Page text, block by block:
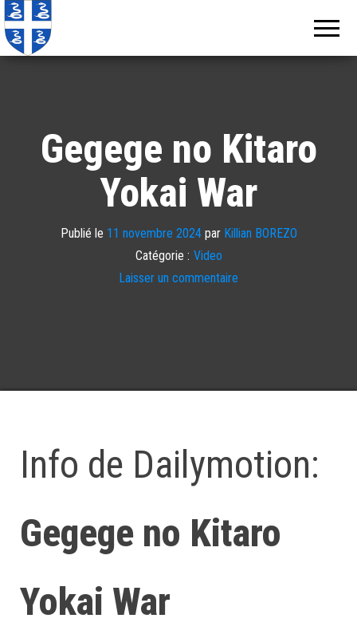
Gegege no Kitaro
Yokai War
Publié le 11 novembre 2024par Killian BOREZO
Catégorie : Video
Laisser un commentaire
Info de Dailymotion:
Gegege no Kitaro
Yokai War